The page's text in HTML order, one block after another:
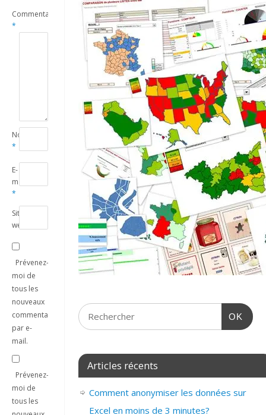
Commentaire
*
Nom
*
E-
mail
*
Site
web
Prévenez-
moi de
tous les
nouveaux
commentaires
par e-
mail.
Prévenez-
moi de
tous les
OK
Articles récents
Comment anonymiser les données sur
Excel en moins de 3 minutes?